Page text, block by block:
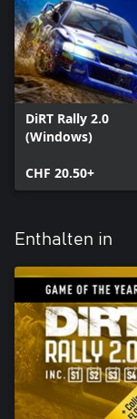
DiRT Rally 2.0
(Windows)
CHF 20.50+
Enthalten in